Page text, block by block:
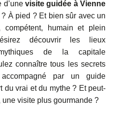
d’une visite guidée à Vienne
À pied ? Et bien sûr avec un
compétent, humain et plein
découvrir les lieux
de la capitale
connaître tous les secrets
par un guide
du vrai et du mythe ? Et peut-
visite plus gourmande ?